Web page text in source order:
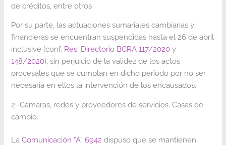
de créditos, entre otros
Por su parte, las actuaciones sumariales cambiarias y
financieras se encuentran suspendidas hasta el 26 de abril
inclusive (conf. Res. Directorio BCRA 117/2020 y
148/2020), sin perjuicio de la validez de los actos
procesales que se cumplan en dicho período por no ser
necesaria en ellos la intervención de los encausados.
2.-Cámaras, redes y proveedores de servicios. Casas de
cambio.
LaComunicación “A” 6942 dispuso que se mantienen